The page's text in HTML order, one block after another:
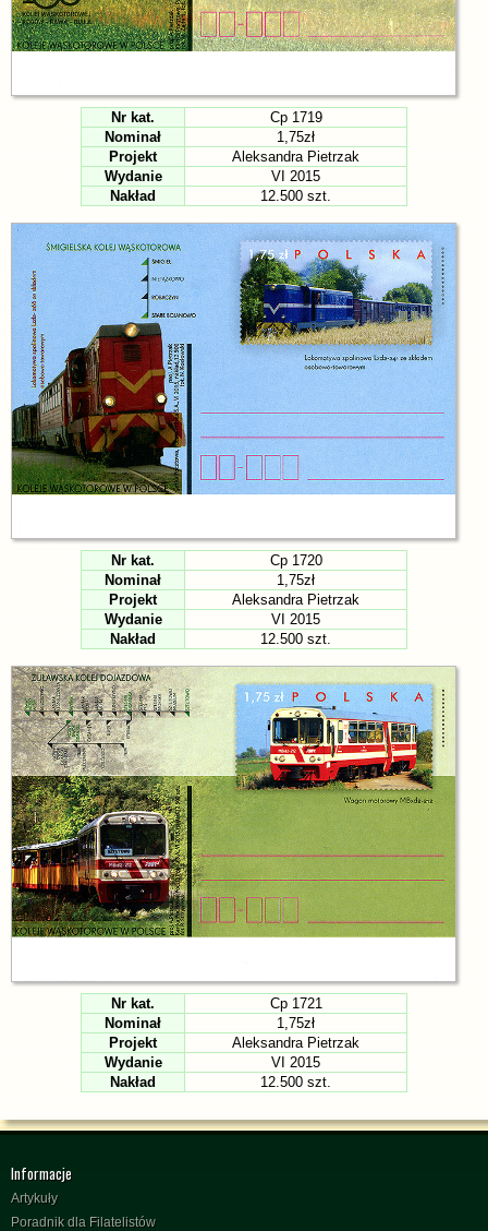
Nr kat.
Cp 1719
Nominał
1,75zł
Projekt
Aleksandra Pietrzak
Wydanie
VI 2015
Nakład
12.500 szt.
Nr kat.
Cp 1720
Nominał
1,75zł
Projekt
Aleksandra Pietrzak
Wydanie
VI 2015
Nakład
12.500 szt.
Nr kat.
Cp 1721
Nominał
1,75zł
Projekt
Aleksandra Pietrzak
Wydanie
VI 2015
Nakład
12.500 szt.
Informacje
Artykuły
Poradnik dla Filatelistów